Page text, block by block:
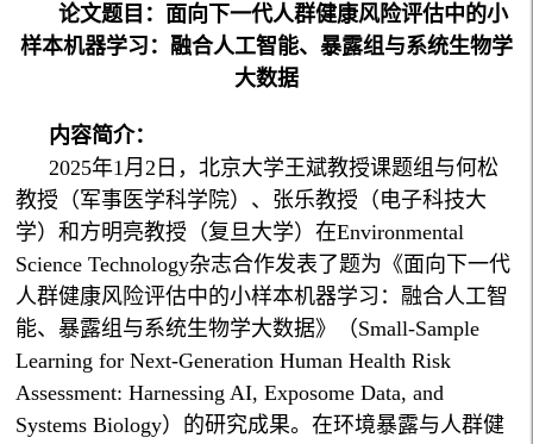
论文题目：面向下一代人群健康风险评估中的小
样本机器学习：融合人工智能、暴露组与系统生物学
大数据
内容简介：
2025年1月2日，北京大学王斌教授课题组与何松
教授（军事医学科学院）、张乐教授（电子科技大
学）和方明亮教授（复旦大学）在Environmental
Science Technology杂志合作发表了题为《面向下一代
人群健康风险评估中的小样本机器学习：融合人工智
能、暴露组与系统生物学大数据》（Small-Sample
Learning for Next-Generation Human Health Risk
Assessment: Harnessing AI, Exposome Data, and
Systems Biology）的研究成果。在环境暴露与人群健